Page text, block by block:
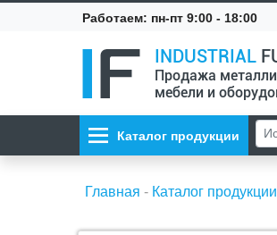
Работаем: пн-пт 9:00 - 18:00
INDUSTRIAL
Продажа
мебели и
Каталог продукции
Главная - Каталог продукции